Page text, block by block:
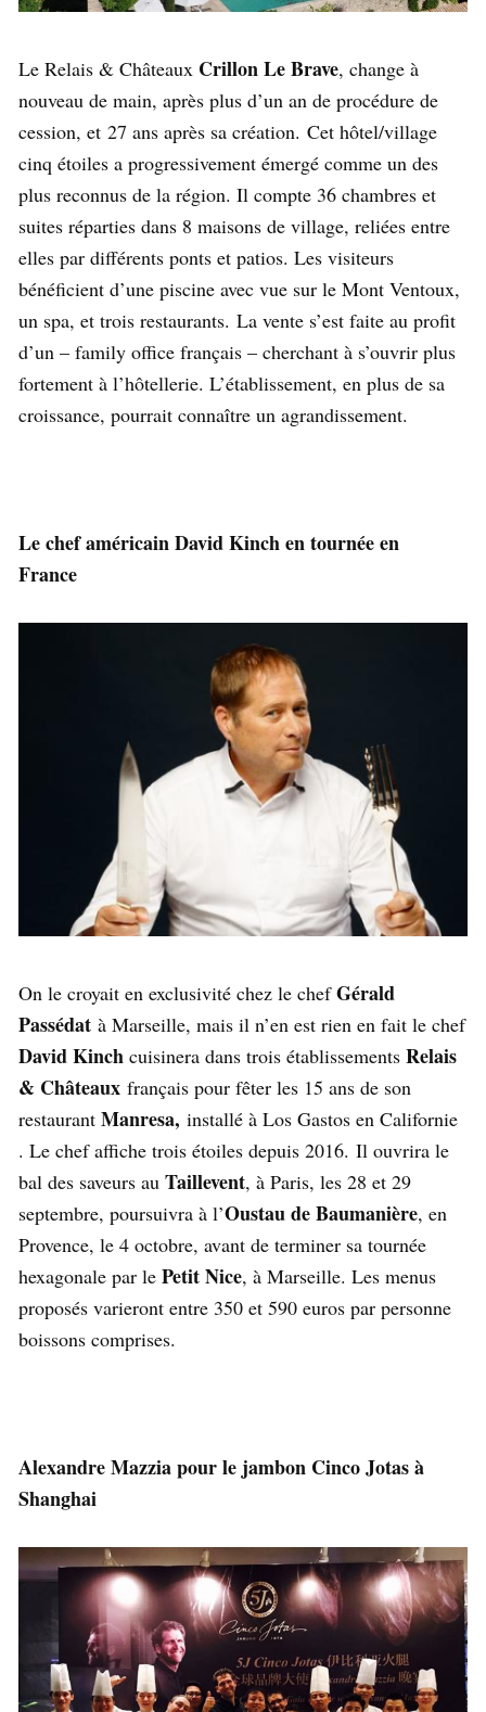
Le Relais & Châteaux Crillon Le Brave, change à
nouveau de main, après plus d’un an de procédure de
cession, et 27 ans après sa création. Cet hôtel/village
cinq étoiles a progressivement émergé comme un des
plus reconnus de la région. Il compte 36 chambres et
suites réparties dans 8 maisons de village, reliées entre
elles par différents ponts et patios. Les visiteurs
bénéficient d’une piscine avec vue sur le Mont Ventoux,
un spa, et trois restaurants. La vente s’est faite au profit
d’un – family office français – cherchant à s’ouvrir plus
fortement à l’hôtellerie. L’établissement, en plus de sa
croissance, pourrait connaître un agrandissement.
Le chef américain David Kinch en tournée en
France
On le croyait en exclusivité chez le chefGérald
Passédat à Marseille, mais il n’en est rien en fait le chef
David Kinch cuisinera dans trois établissements Relais
& Châteaux français pour fêter les 15 ans de son
restaurant Manresa, installé à Los Gastos en Californie
. Le chef affiche trois étoiles depuis 2016. Il ouvrira le
bal des saveurs au Taillevent, à Paris, les 28 et 29
septembre, poursuivra à l’Oustau de Baumanière, en
Provence, le 4 octobre, avant de terminer sa tournée
hexagonale par le Petit Nice, à Marseille. Les menus
proposés varieront entre 350 et 590 euros par personne
boissons comprises.
Alexandre Mazzia pour le jambon Cinco Jotas à
Shanghai